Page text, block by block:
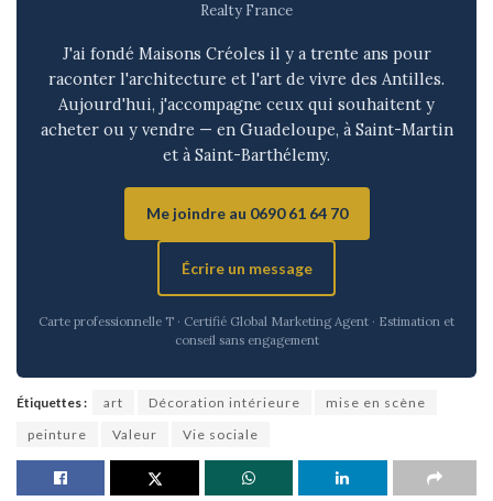
Realty France
J'ai fondé Maisons Créoles il y a trente ans pour
raconter l'architecture et l'art de vivre des Antilles.
Aujourd'hui, j'accompagne ceux qui souhaitent y
acheter ou y vendre — en Guadeloupe, à Saint-Martin
et à Saint-Barthélemy.
Me joindre au 0690 61 64 70
Écrire un message
Carte professionnelle T · Certifié Global Marketing Agent · Estimation et
conseil sans engagement
Étiquettes : art Décoration intérieure
mise en scène
peinture
Valeur Vie sociale